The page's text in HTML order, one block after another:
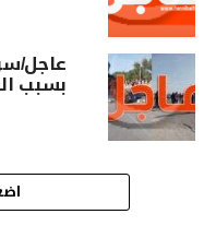
عاجل/
بسبب